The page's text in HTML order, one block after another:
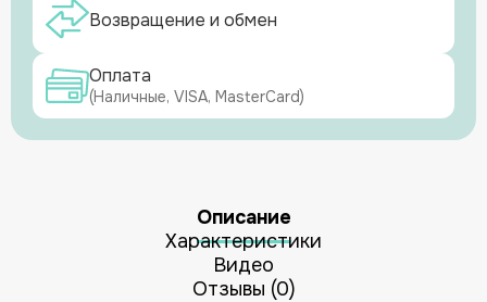
Возвращение и обмен
Оплата
(Наличные, VISA, MasterCard)
Описание
Характеристики
Видео
Отзывы (0)